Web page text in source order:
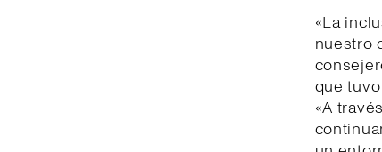
«La
nuestro
que
«A